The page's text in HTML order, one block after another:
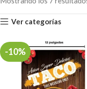
Ver categorías
-10%